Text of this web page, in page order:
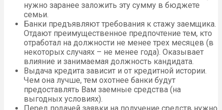
нужно заранее заложить эту сумму в бюджете
семьи.
Банки предъявляют требования к стажу заемщика.
Отдают преимущественное предпочтение тем, кто
отработал на должности не менее трех месяцев (в
некоторых случаях – не менее года). Оказывает
влияние и занимаемая должность кандидата.
Выдача кредита зависит и от кредитной истории.
Чем она лучше, тем охотнее банки будут
предоставлять Вам заемные средства (на
выгодных условиях).